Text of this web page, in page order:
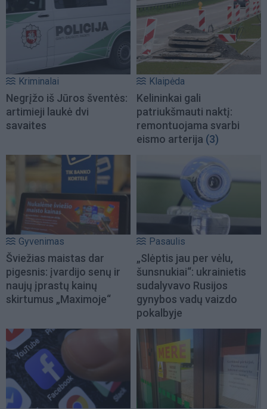
Kriminalai
Negrįžo iš Jūros šventės:
artimieji laukė dvi
savaites
Klaipėda
Kelininkai gali
patriukšmauti naktį:
remontuojama svarbi
eismo arterija (3)
Gyvenimas
Šviežias maistas dar
pigesnis: įvardijo senų ir
naujų įprastų kainų
skirtumus „Maximoje“
Pasaulis
„Slėptis jau per vėlu,
šunsnukiai“: ukrainietis
sudalyvavo Rusijos
gynybos vadų vaizdo
pokalbyje